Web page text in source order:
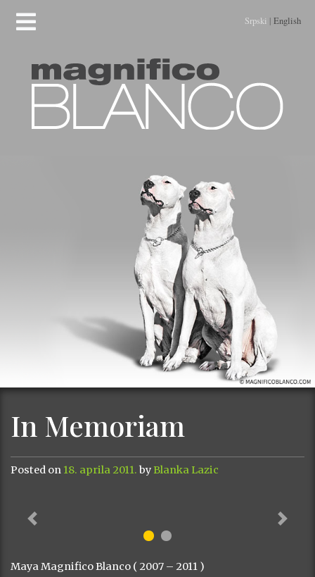
Srpski | English
In Memoriam
Posted on 18. aprila 2011. by Blanka Lazic
Previous Next
Maya Magnifico Blanco ( 2007 – 2011 )